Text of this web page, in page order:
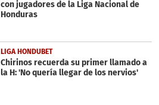
con jugadores de la Liga Nacional de
Honduras
LIGA HONDUBET
Chirinos recuerda su primer llamado a
la H: 'No quería llegar de los nervios'